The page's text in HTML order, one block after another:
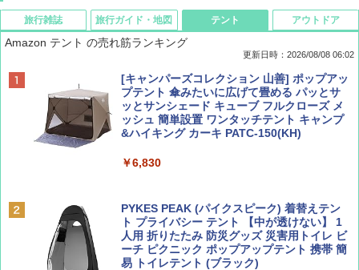
旅行雑誌
BE-PAL(ビ-パル) 2026年 9 月号【特別付録:
SOTO ミニマル"旅"財布 ランダム2種】
￥1,500
￥713
旅行ガイド・地図
D40 地球の歩き方 チェンマイ タイ北部の魅
力的な町 2026～2027 地球の歩き方D アジア
￥2,079
￥2,695
テント
Amazon テント の売れ筋ランキング
更新日時：2026/08/08 06:02
[キャンパーズコレクション 山善] ポップアッ
プテント 傘みたいに広げて畳める パッとサ
ッとサンシェード キューブ フルクローズ メ
ッシュ 簡単設置 ワンタッチテント キャンプ
&ハイキング カーキ PATC-150(KH)
￥6,830
PYKES PEAK (パイクスピーク) 着替えテン
ト プライバシー テント 【中が透けない】 1
人用 折りたたみ 防災グッズ 災害用トイレ ビ
ーチ ピクニック ポップアップテント 携帯 簡
易 トイレテント (ブラック)
アウトドア